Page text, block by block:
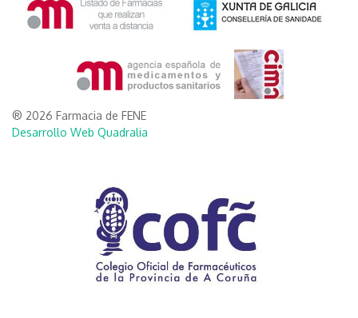
® 2026 Farmacia de FENE
Desarrollo Web Quadralia